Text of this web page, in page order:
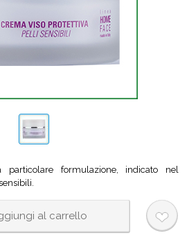
particolare formulazione, indicato nel